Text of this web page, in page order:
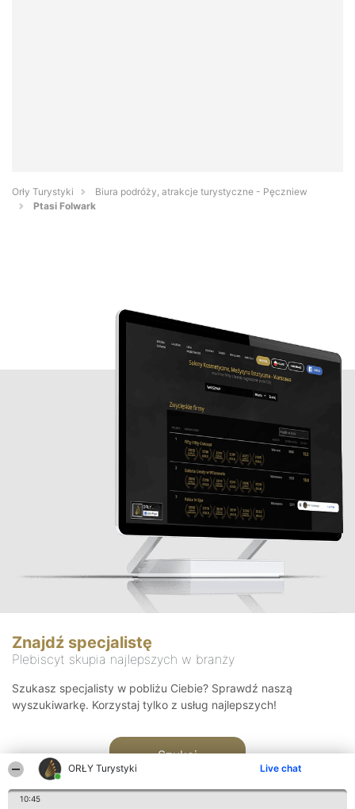
ORŁY Turystyki Live chat
10:45
Orły Turystyki
Biura podróży, atrakcje turystyczne - Pęczniew
Ptasi Folwark
Znajdź specjalistę
Plebiscyt skupia najlepszych w branży
Szukasz specjalisty w pobliżu Ciebie? Sprawdź naszą
wyszukiwarkę. Korzystaj tylko z usług najlepszych!
Szukaj